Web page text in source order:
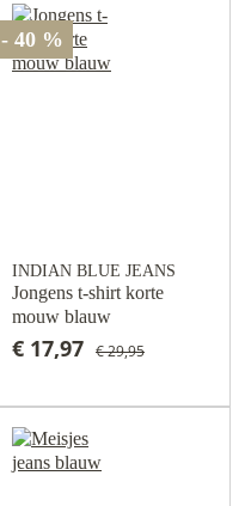
- 40 %
INDIAN BLUE JEANS
Jongens t-shirt korte
mouw blauw
€ 17,97 € 29,95